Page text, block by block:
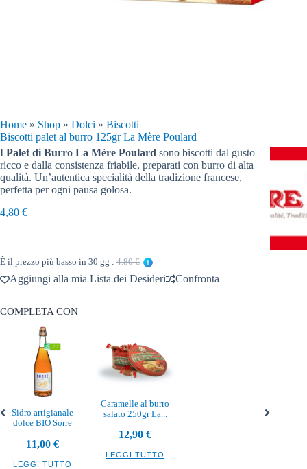
Home » Shop » Dolci » Biscotti
Biscotti palet al burro 125gr La Mère Poulard
I Palet di Burro La Mère Poulard sono biscotti dal gusto
ricco e dalla consistenza friabile, preparati con burro di alta
qualità. Un’autentica specialità della tradizione francese,
perfetta per ogni pausa golosa.
4,80 €
È il prezzo più basso in 30 gg : 4.80 €
Aggiungi alla mia Lista dei Desideri Confronta
COMPLETA CON
Sidro artigianale
dolce BIO Sorre
11,00€
LEGGI TUTTO
Caramelle al burro
salato 250gr La...
12,90€
LEGGI TUTTO